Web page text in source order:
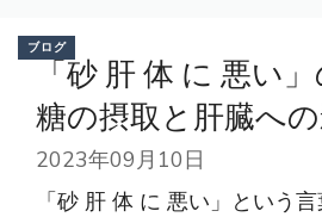
ブログ
「砂 肝 体 に 悪い
糖の摂取と肝臓へ
2023年09月10日
「砂 肝 体 に 悪い」という